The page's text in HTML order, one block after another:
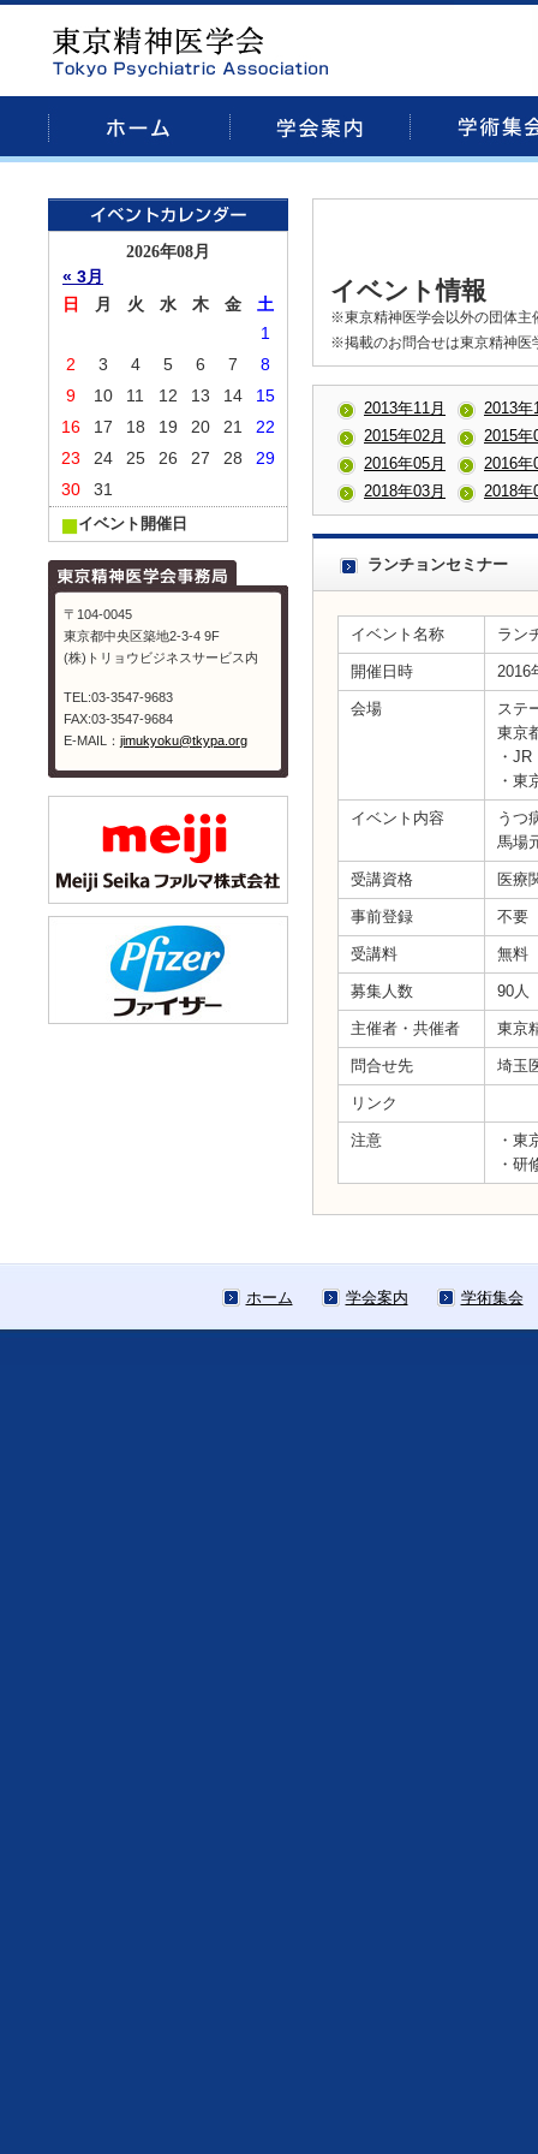
イベント情報
※東京精神医学会以外の団体主
※掲載のお問合せは東京精神医
2013年11月
2013年
2015年02月
2015年
2016年05月
2016年
2018年03月
2018年
ランチョンセミナー
イベント名称 ラン
開催日時 2016
会場
ステ
東京
・
・東
イベント内容
うつ
馬場
受講資格 医療
事前登録 不要
受講料 無料
募集人数 90人
主催者・共催者 東京
問合せ先 埼玉
リンク
注意
・東
・研
2026年08月
« 3月
日 月 火 水 木 金 土
1
2
3 4 5 6 7
8
9
10 11 12 13 14
15
16
17 18 19 20 21
22
23
24 25 26 27 28
29
30
31
イベント開催日
〒104-0045
東京都中央区築地2-3-4 9F
(株)トリョウビジネスサービス内
TEL:03-3547-9683
FAX:03-3547-9684
E-MAIL： jimukyoku@tkypa.org
ホーム 学会案内 学術集会